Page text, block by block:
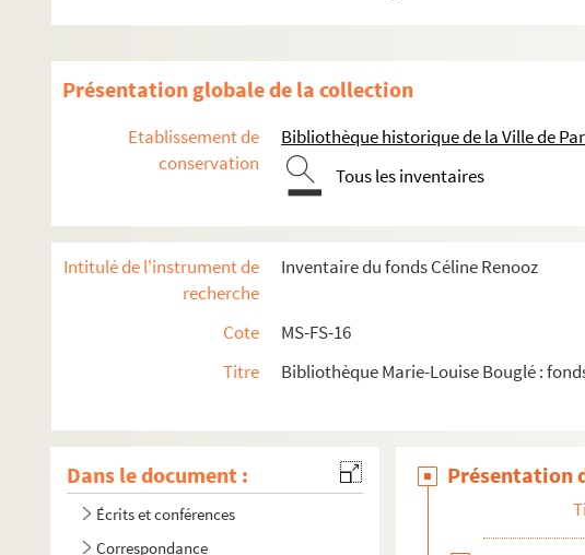
Présentation globale de la collection
Etablissement de
conservation
Bibliothèque historique de la Ville de
Tous les inventaires
Intitulé de l'instrument de
recherche
Inventaire du fonds Céline Renooz
Cote
MS-FS-16
Titre
Bibliothèque Marie-Louise Bouglé :
Dans le document :
Écrits et conférences
Correspondance
Présentation